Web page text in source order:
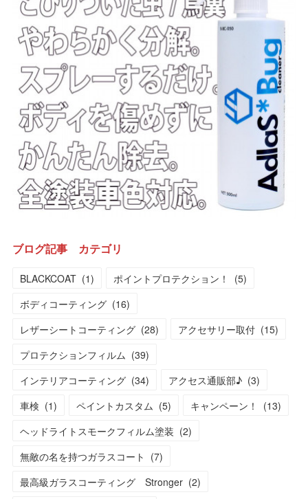
ブログ記事 カテゴリ
BLACKCOAT (1) ポイントプロテクション！ (5)
ボディコーティング (16)
レザーシートコーティング (28) アクセサリー取付 (15)
プロテクションフィルム (39)
インテリアコーティング (34) アクセス通販部♪ (3)
車検 (1) ペイントカスタム (5) キャンペーン！ (13)
ヘッドライトスモークフィルム塗装 (2)
無敵の名を持つガラスコート (7)
最高級ガラスコーティング Stronger (2)